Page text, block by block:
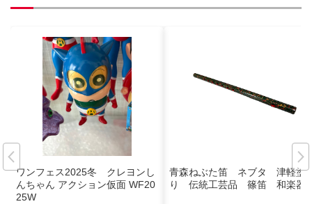
ワンフェス2025冬 クレヨンし
んちゃん アクション仮面 WF20
25W
青森ねぶた笛 ネブタ 津軽塗
り 伝統工芸品 篠笛 和楽器